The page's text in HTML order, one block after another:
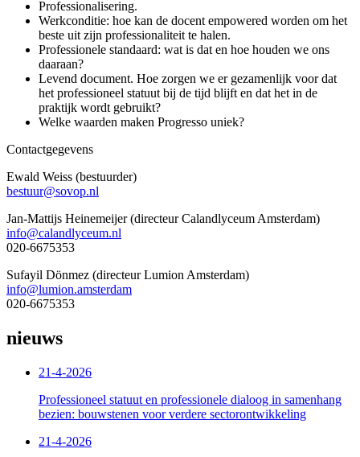
Professionalisering.
Werkconditie: hoe kan de docent empowered worden om het
beste uit zijn professionaliteit te halen.
Professionele standaard: wat is dat en hoe houden we ons
daaraan?
Levend document. Hoe zorgen we er gezamenlijk voor dat
het professioneel statuut bij de tijd blijft en dat het in de
praktijk wordt gebruikt?
Welke waarden maken Progresso uniek?
Contactgegevens
Ewald Weiss (bestuurder)
bestuur@sovop.nl
Jan-Mattijs Heinemeijer (directeur Calandlyceum Amsterdam)
info@calandlyceum.nl
020-6675353
Sufayil Dönmez (directeur Lumion Amsterdam)
info@lumion.amsterdam
020-6675353
nieuws
21-4-2026
Professioneel statuut en professionele dialoog in samenhang
bezien: bouwstenen voor verdere sectorontwikkeling
21-4-2026